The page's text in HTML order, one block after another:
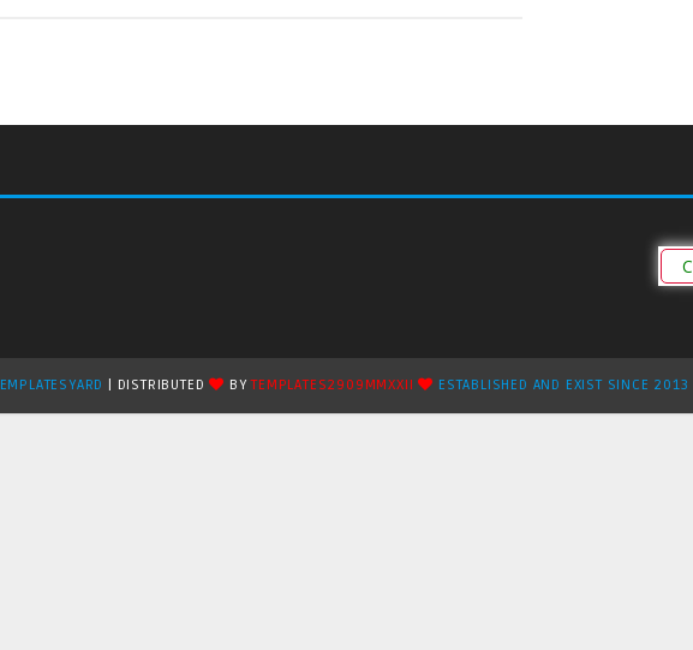
| DISTRIBUTED BYTEMPLATES2909MMXXII ESTABLISHED AND EXIST SINCE 2013